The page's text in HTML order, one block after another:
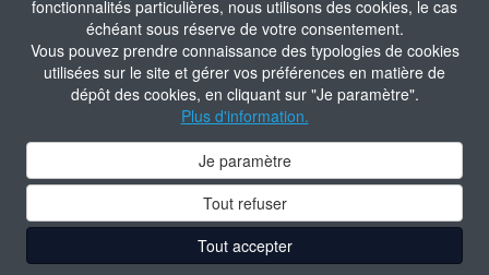
fonctionnalités particulières, nous utilisons des cookies, le cas
échéant sous réserve de votre consentement.
Vous pouvez prendre connaissance des typologies de cookies
utilisées sur le site et gérer vos préférences en matière de
dépôt des cookies, en cliquant sur "Je paramètre".
Plus d'information.
Je paramètre
Tout refuser
Tout accepter